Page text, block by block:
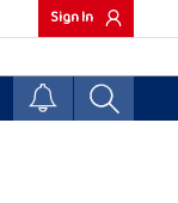
Sign In